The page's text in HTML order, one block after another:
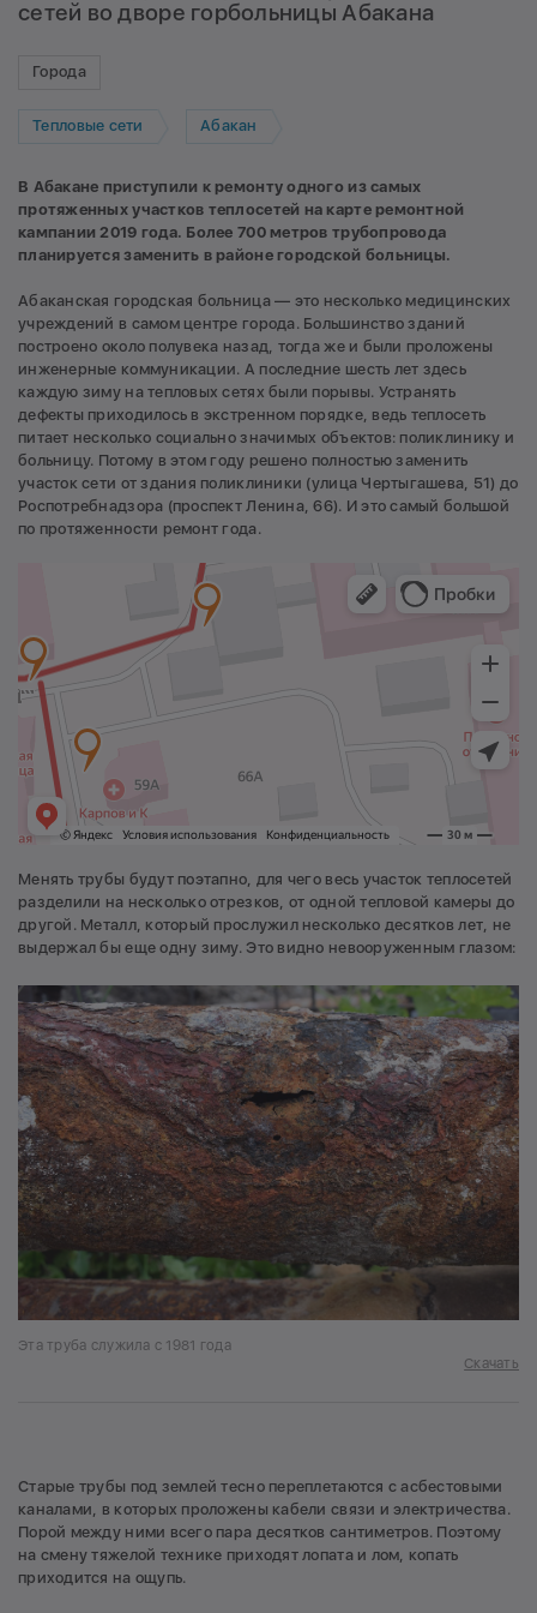
сетей во дворе горбольницы Абакана
Города
Тепловые сети Абакан
В Абакане приступили к ремонту одного из самых
протяженных участков теплосетей на карте ремонтной
кампании 2019 года. Более 700 метров трубопровода
планируется заменить в районе городской больницы.
Абаканская городская больница — это несколько медицинских
учреждений в самом центре города. Большинство зданий
построено около полувека назад, тогда же и были проложены
инженерные коммуникации. А последние шесть лет здесь
каждую зиму на тепловых сетях были порывы. Устранять
дефекты приходилось в экстренном порядке, ведь теплосеть
питает несколько социально значимых объектов: поликлинику и
больницу. Потому в этом году решено полностью заменить
участок сети от здания поликлиники (улица Чертыгашева, 51) до
Роспотребнадзора (проспект Ленина, 66). И это самый большой
по протяженности ремонт года.
Менять трубы будут поэтапно, для чего весь участок теплосетей
разделили на несколько отрезков, от одной тепловой камеры до
другой. Металл, который прослужил несколько десятков лет, не
выдержал бы еще одну зиму. Это видно невооруженным глазом:
Эта труба служила с 1981 года
Скачать
Старые трубы под землей тесно переплетаются с асбестовыми
каналами, в которых проложены кабели связи и электричества.
Порой между ними всего пара десятков сантиметров. Поэтому
на смену тяжелой технике приходят лопата и лом, копать
приходится на ощупь.